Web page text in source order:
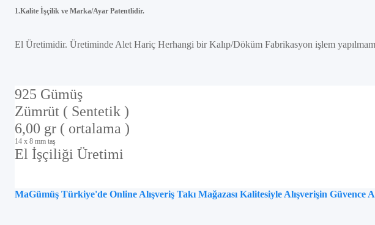
1.Kalite İşçilik ve Marka/Ayar Patentlidir.
El Üretimidir. Üretiminde Alet Hariç Herhangi bir Kalıp/Döküm Fabrikasyon işlem
925 Gümüş
Zümrüt ( Sentetik )
6,00 gr ( ortalama )
14 x 8 mm taş
El İşçiliği Üretimi
MaGümüş Türkiye'de Online Alışveriş Takı Mağazası Kalitesiyle Alışverişin Güvence